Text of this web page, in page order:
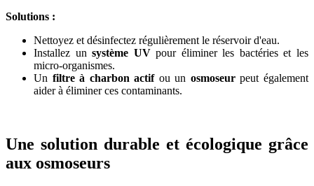
Solutions :
Nettoyez et désinfectez régulièrement le réservoir d'eau.
Installez unsystème UVpour éliminer les bactéries et les
micro-organismes.
Un filtre à charbon actifou un osmoseurpeut également
aider à éliminer ces contaminants.
Une solution durable et écologique grâce
aux osmoseurs